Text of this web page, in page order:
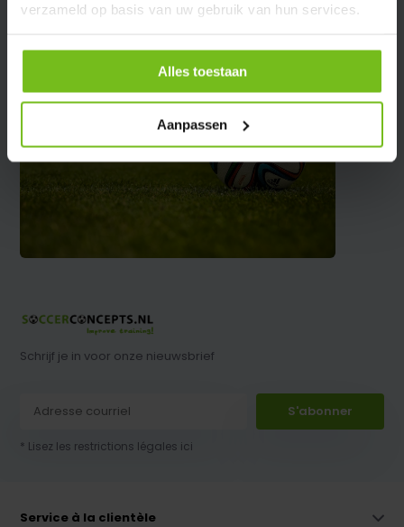
verzameld op basis van uw gebruik van hun services.
Alles toestaan
Aanpassen
Schrijf je in voor onze nieuwsbrief
S'abonner
* Lisez les restrictions légales ici
Service à la clientèle